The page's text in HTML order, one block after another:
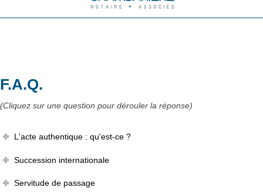
F.A.Q.
(Cliquez sur une question pour dérouler la réponse)
L'acte authentique : qu'est-ce ?
Succession internationale
Servitude de passage